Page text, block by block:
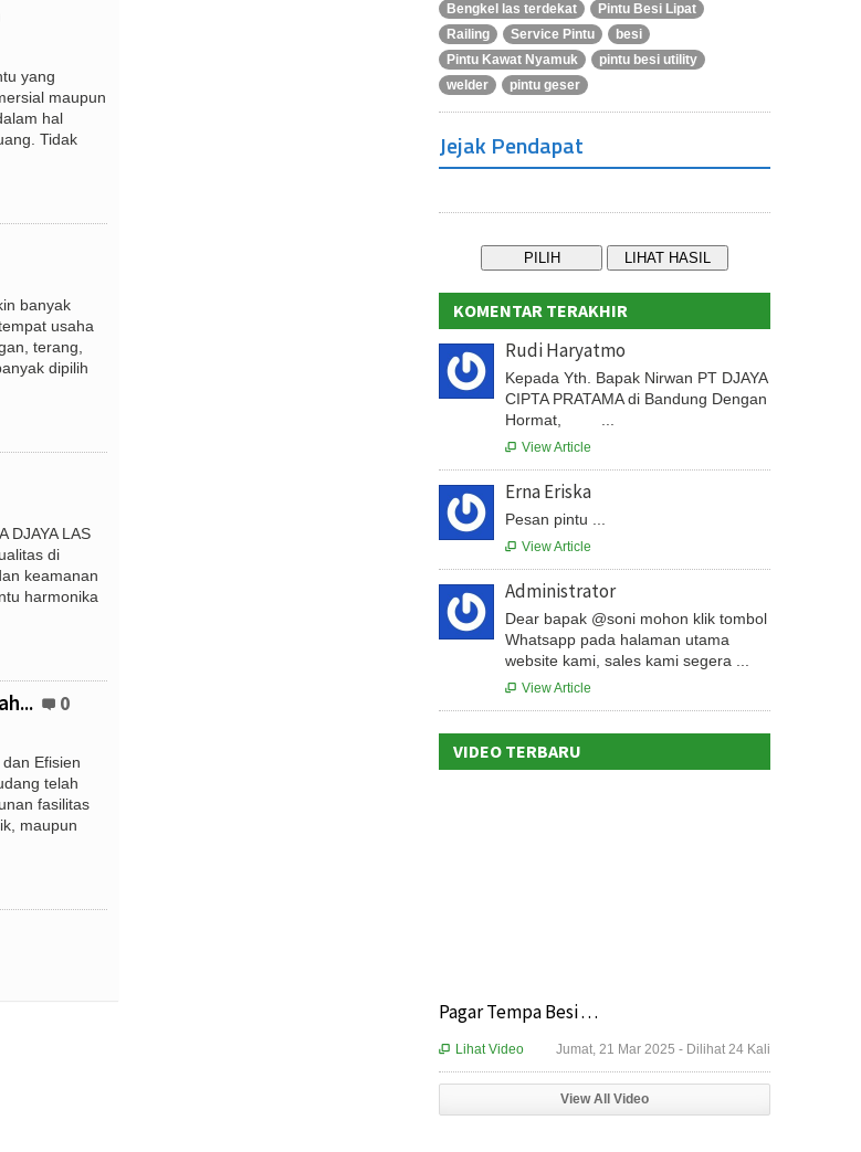
yang
maupun
hal
Tidak
banyak
usaha
terang,
dipilih
DJAYA LAS
di
keamanan
harmonika
0
Efisien
telah
fasilitas
maupun
Bengkel las terdekat
Pintu Besi Lipat
Railing
Service Pintu
besi
Pintu Kawat Nyamuk
pintu besi utility
welder
pintu geser
Jejak Pendapat
KOMENTAR TERAKHIR
Rudi Haryatmo
Kepada Yth. Bapak Nirwan PT DJAYA
CIPTA PRATAMA di Bandung Dengan
Hormat, ...
 View Article
Erna Eriska
Pesan pintu ...
 View Article
Administrator
Dear bapak @soni mohon klik tombol
Whatsapp pada halaman utama
website kami, sales kami segera ...
 View Article
VIDEO TERBARU
Pagar Tempa Besi . . .
Jumat, 21 Mar 2025 - Dilihat 24 Kali
 Lihat Video
View All Video